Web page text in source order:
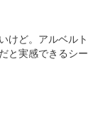
けど。アルベルト
と実感できるシー